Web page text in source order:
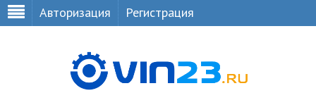
Авторизация Регистрация